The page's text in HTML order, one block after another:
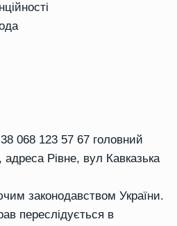
068 123 57 67 головний
Рівне, вул Кавказька
законодавством України.
переслідується в